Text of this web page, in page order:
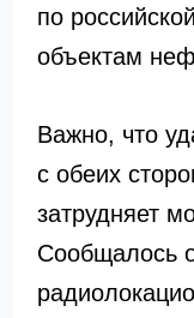
по
объектам
Важно, что
с обеих
затрудняет
Сообщалось